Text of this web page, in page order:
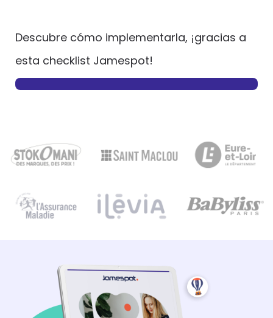
Descubre cómo implementarla, ¡gracias a
esta checklist Jamespot!